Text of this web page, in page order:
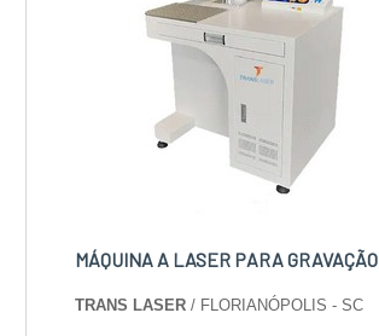
MÁQUINA A LASER PARA GRAVAÇÃO
TRANS LASER/ FLORIANÓPOLIS - SC